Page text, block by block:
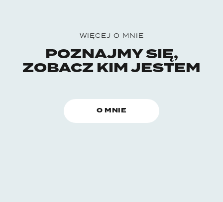
WIĘCEJ O MNIE
POZNAJMY SIĘ,
ZOBACZ KIM JESTEM
O MNIE